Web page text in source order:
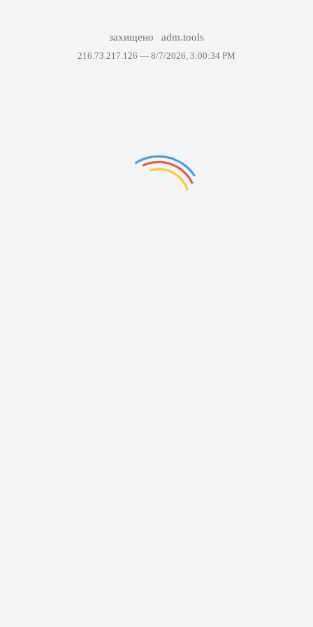
захищено adm.tools
216.73.217.126 — 8/7/2026, 3:00:34 PM